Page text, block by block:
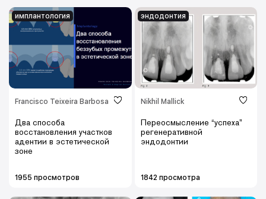
имплантология
Francisco Teixeira Barbosa
Два способа
восстановления участков
адентии в эстетической
зоне
1955 просмотров
эндодонтия
Nikhil Mallick
Переосмысление “успеха”
регенеративной
эндодонтии
1842 просмотра